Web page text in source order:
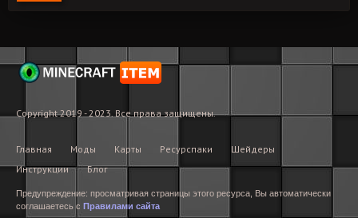
Copyright 2019 - 2023. Все права защищены.
Главная Моды Карты Ресурспаки
Шейдеры
Инструкции
Блог
Предупреждение: просматривая страницы этого ресурса, Вы автоматически
соглашаетесь с Правилами сайта